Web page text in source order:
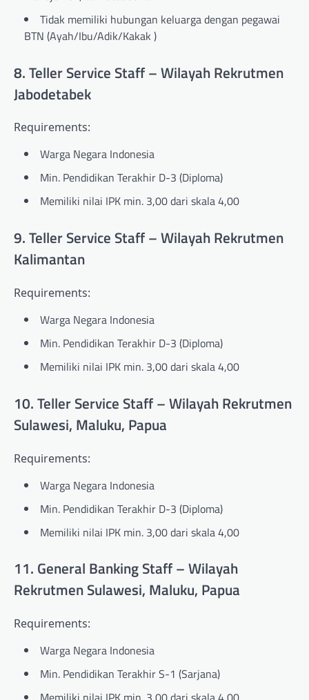
Tidak memiliki hubungan keluarga dengan pegawai
BTN (Ayah/Ibu/Adik/Kakak )
8. Teller Service Staff – Wilayah Rekrutmen
Jabodetabek
Requirements:
Warga Negara Indonesia
Min. Pendidikan Terakhir D-3 (Diploma)
Memiliki nilai IPK min. 3,00 dari skala 4,00
9. Teller Service Staff – Wilayah Rekrutmen
Kalimantan
Requirements:
Warga Negara Indonesia
Min. Pendidikan Terakhir D-3 (Diploma)
Memiliki nilai IPK min. 3,00 dari skala 4,00
10. Teller Service Staff – Wilayah Rekrutmen
Sulawesi, Maluku, Papua
Requirements:
Warga Negara Indonesia
Min. Pendidikan Terakhir D-3 (Diploma)
Memiliki nilai IPK min. 3,00 dari skala 4,00
11. General Banking Staff – Wilayah
Rekrutmen Sulawesi, Maluku, Papua
Requirements:
Warga Negara Indonesia
Min. Pendidikan Terakhir S-1 (Sarjana)